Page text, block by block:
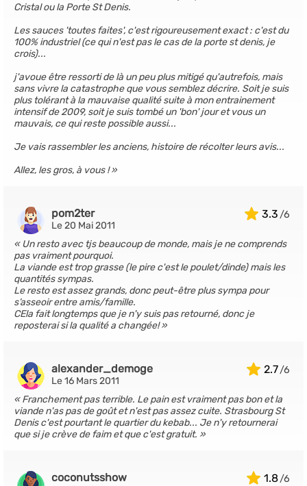
Cristal ou la Porte St Denis.
Les sauces 'toutes faites', c'est rigoureusement exact : c'est du
100% industriel (ce qui n'est pas le cas de la porte st denis, je
crois)...
j'avoue être ressorti de là un peu plus mitigé qu'autrefois, mais
sans vivre la catastrophe que vous semblez décrire. Soit je suis
plus tolérant à la mauvaise qualité suite à mon entrainement
intensif de 2009, soit je suis tombé un 'bon' jour et vous un
mauvais, ce qui reste possible aussi...
Je vais rassembler les anciens, histoire de récolter leurs avis...
Allez, les gros, à vous !
3.3
pom2ter
Le 20 Mai 2011
Un resto avec tjs beaucoup de monde, mais je ne comprends
pas vraiment pourquoi.
La viande est trop grasse (le pire c'est le poulet/dinde) mais les
quantités sympas.
Le resto est assez grands, donc peut-être plus sympa pour
s’asseoir entre amis/famille.
CEla fait longtemps que je n'y suis pas retourné, donc je
reposterai si la qualité a changée!
2.7
alexander_demoge
Le 16 Mars 2011
Franchement pas terrible. Le pain est vraiment pas bon et la
viande n'as pas de goût et n'est pas assez cuite. Strasbourg St
Denis c'est pourtant le quartier du kebab... Je n'y retournerai
que si je crève de faim et que c'est gratuit.
1.8
coconutsshow